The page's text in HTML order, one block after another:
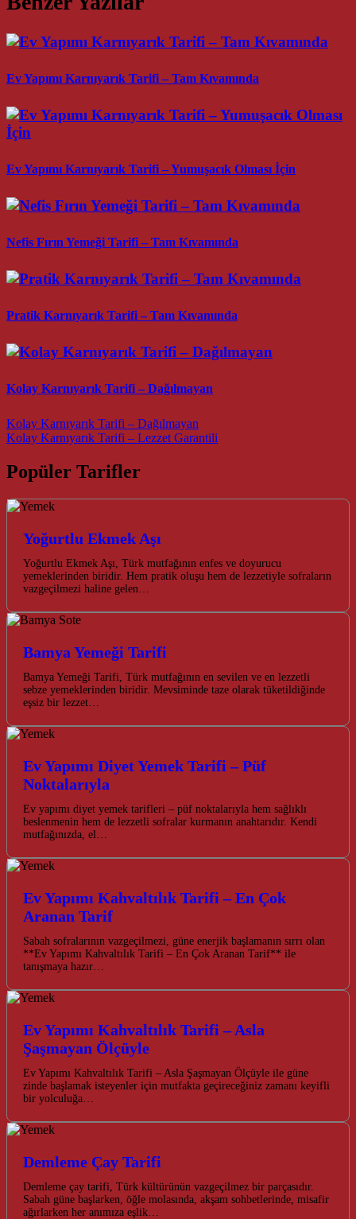
Ev Yapımı Karnıyarık Tarifi – Tam Kıvamında
Ev Yapımı Karnıyarık Tarifi – Yumuşacık Olması İçin
Nefis Fırın Yemeği Tarifi – Tam Kıvamında
Pratik Karnıyarık Tarifi – Tam Kıvamında
Kolay Karnıyarık Tarifi – Dağılmayan
Post navigation
Kolay Karnıyarık Tarifi – Dağılmayan
Kolay Karnıyarık Tarifi – Lezzet Garantili
Popüler Tarifler
Yoğurtlu Ekmek Aşı
Yoğurtlu Ekmek Aşı, Türk mutfağının enfes ve doyurucu
yemeklerinden biridir. Hem pratik oluşu hem de lezzetiyle sofraların
vazgeçilmezi haline gelen…
Bamya Yemeği Tarifi
Bamya Yemeği Tarifi, Türk mutfağının en sevilen ve en lezzetli
sebze yemeklerinden biridir. Mevsiminde taze olarak tüketildiğinde
eşsiz bir lezzet…
Ev Yapımı Diyet Yemek Tarifi – Püf
Noktalarıyla
Ev yapımı diyet yemek tarifleri – püf noktalarıyla hem sağlıklı
beslenmenin hem de lezzetli sofralar kurmanın anahtarıdır. Kendi
mutfağınızda, el…
Ev Yapımı Kahvaltılık Tarifi – En Çok
Aranan Tarif
Sabah sofralarının vazgeçilmezi, güne enerjik başlamanın sırrı olan
**Ev Yapımı Kahvaltılık Tarifi – En Çok Aranan Tarif** ile
tanışmaya hazır…
Ev Yapımı Kahvaltılık Tarifi – Asla
Şaşmayan Ölçüyle
Ev Yapımı Kahvaltılık Tarifi – Asla Şaşmayan Ölçüyle ile güne
zinde başlamak isteyenler için mutfakta geçireceğiniz zamanı keyifli
bir yolculuğa…
Demleme Çay Tarifi
Demleme çay tarifi, Türk kültürünün vazgeçilmez bir parçasıdır.
Sabah güne başlarken, öğle molasında, akşam sohbetlerinde, misafir
ağırlarken her anımıza eşlik…